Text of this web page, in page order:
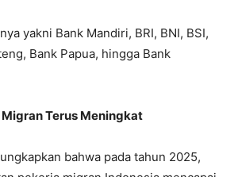
yakni Bank Mandiri, BRI, BNI, BSI,
Bank Papua, hingga Bank
Terus Meningkat
bahwa pada tahun 2025,